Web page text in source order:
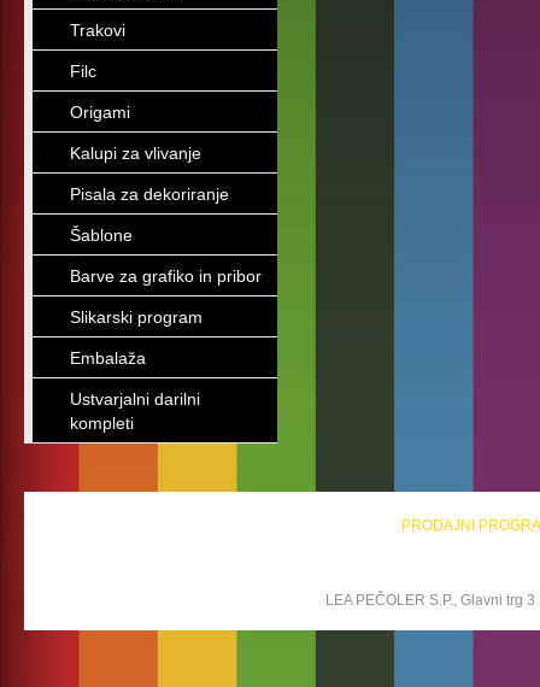
Trakovi
Filc
Origami
Kalupi za vlivanje
Pisala za dekoriranje
Šablone
Barve za grafiko in pribor
Slikarski program
Embalaža
Ustvarjalni darilni
kompleti
PRODAJNI
LEA PEČOLER S.P., Glavni trg